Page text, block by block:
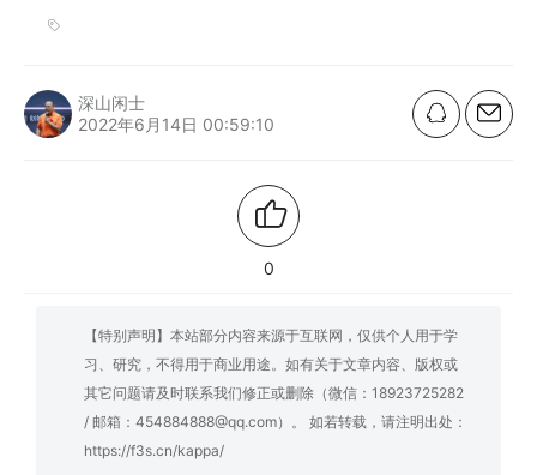
深山闲士
2022年6月14日 00:59:10
0
【特别声明】本站部分内容来源于互联网，仅供个人用于学
习、研究，不得用于商业用途。如有关于文章内容、版权或
其它问题请及时联系我们修正或删除（微信：18923725282
/ 邮箱：454884888@qq.com）。 如若转载，请注明出处：
https://f3s.cn/kappa/